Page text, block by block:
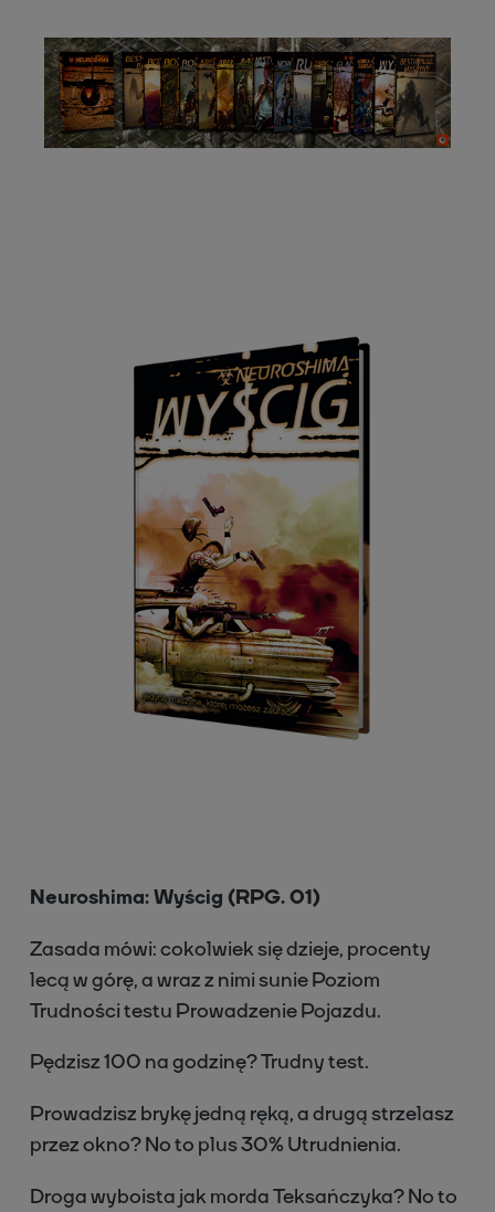
Neuroshima: Wyścig (RPG. 01)
Zasada mówi: cokolwiek się dzieje, procenty
lecą w górę, a wraz z nimi sunie Poziom
Trudności testu Prowadzenie Pojazdu.
Pędzisz 100 na godzinę? Trudny test.
Prowadzisz brykę jedną ręką, a drugą strzelasz
przez okno? No to plus 30% Utrudnienia.
Droga wyboista jak morda Teksańczyka? No to